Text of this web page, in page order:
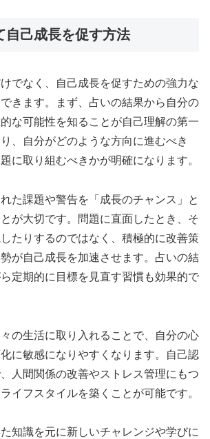
自己成長を促す方法
でなく、自己成長を促すための強力な
きます。まず、占いの結果から自分の
な可能性を知ることが自己理解の第一
、自分がどのような方向に進むべき
に取り組むべきかが明確になります。
た課題や警告を「成長のチャンス」と
が大切です。問題に直面したとき、そ
たりするのではなく、積極的に改善策
が自己成長を加速させます。占いの結
定期的に目標を見直す習慣も効果的で
の生活に取り入れることで、自分の心
に敏感になりやすくなります。自己認
人間関係の改善やストレス管理にもつ
イフスタイルを築くことが可能です。
知識を元に新しいチャレンジや学びに